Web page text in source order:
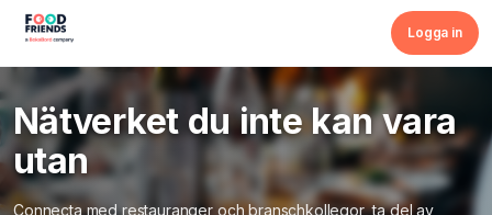
Logga in
Nätverket du inte kan vara
utan
Connecta med restauranger och branschkollegor, ta del av